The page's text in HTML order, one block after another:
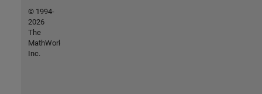
© 1994-
2026
The
MathWorks,
Inc.